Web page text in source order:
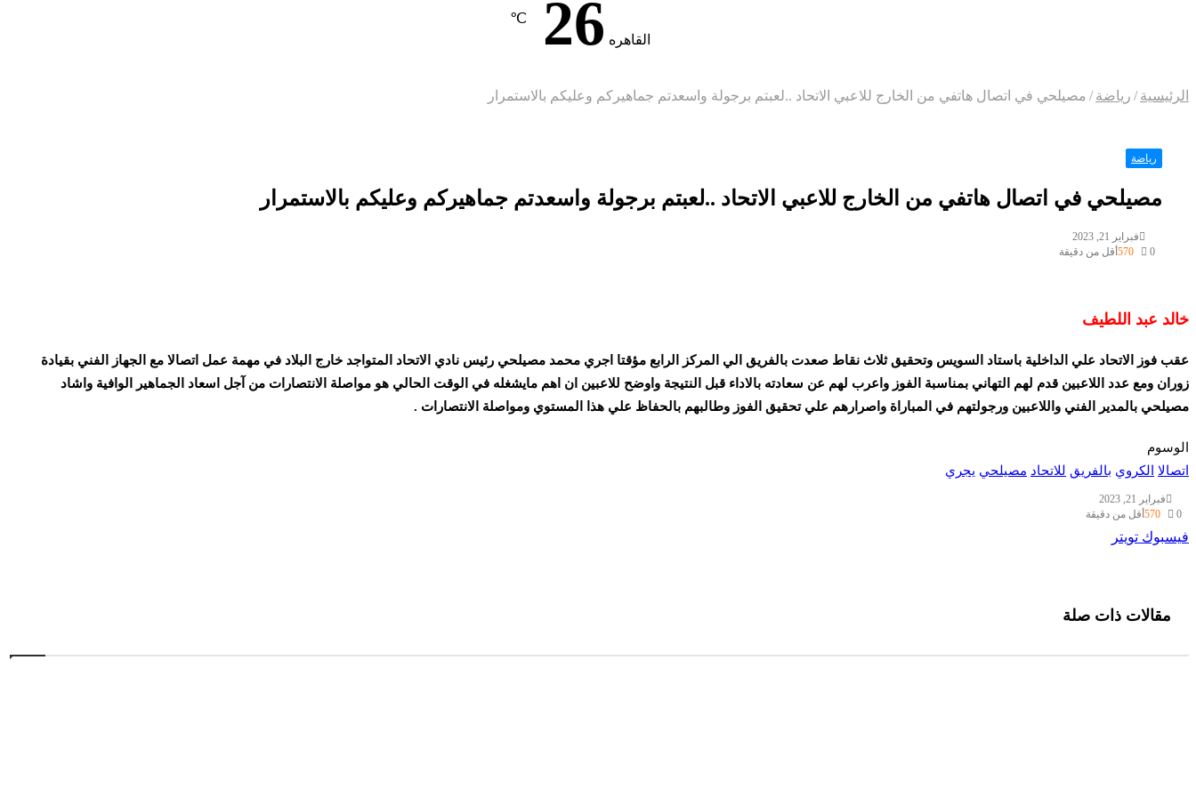
القاهره 26
℃
الرئيسية / رياضة / مصيلحي في اتصال هاتفي من الخارج للاعبي الاتحاد ..لعبتم برجولة واسعدتم جماهيركم وعليكم بالاستمرار
رياضة
مصيلحي في اتصال هاتفي من الخارج للاعبي الاتحاد ..لعبتم برجولة واسعدتم جماهيركم وعليكم بالاستمرار
فبراير 21, 2023
0
570أقل من دقيقة
خالد عبد اللطيف
عقب فوز الاتحاد علي الداخلية باستاد السويس وتحقيق ثلاث نقاط صعدت بالفريق الي المركز الرابع مؤقتا اجري محمد مصيلحي رئيس نادي الاتحاد المتواجد خارج البلاد في مهمة عمل اتصالا مع الجهاز الفني بقيادة
زوران ومع عدد اللاعبين قدم لهم التهاني بمناسبة الفوز واعرب لهم عن سعادته بالاداء قبل النتيجة واوضح للاعبين ان اهم مايشغله في الوقت الحالي هو مواصلة الانتصارات من آجل اسعاد الجماهير الوافية واشاد
مصيلحي بالمدير الفني واللاعبين ورجولتهم في المباراة واصرارهم علي تحقيق الفوز وطالبهم بالحفاظ علي هذا المستوي ومواصلة الانتصارات .
الوسوم
اتصالا الكروي بالفريق للاتحاد مصيلحي يجري
فبراير 21, 2023
0
570 أقل من دقيقة
فيسبوك تويتر
مقالات ذات صلة